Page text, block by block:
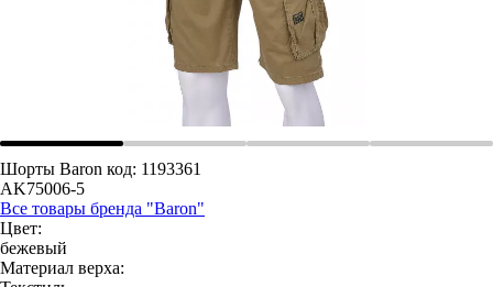
Шорты Baron код: 1193361
AK75006-5
Все товары бренда "Baron"
Цвет:
бежевый
Материал верха: